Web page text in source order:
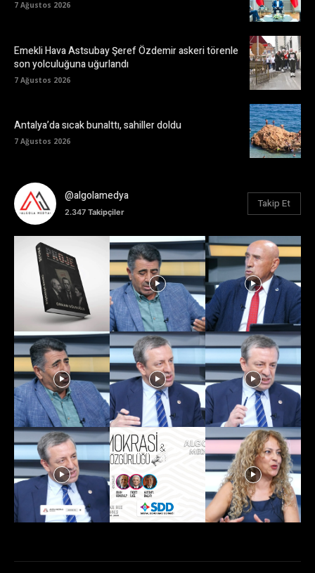
7 Ağustos 2026
Emekli Hava Astsubay Şeref Özdemir askeri törenle
son yolculuğuna uğurlandı
7 Ağustos 2026
Antalya’da sıcak bunalttı, sahiller doldu
7 Ağustos 2026
@algolamedya
2.347 Takipçiler
Takip Et